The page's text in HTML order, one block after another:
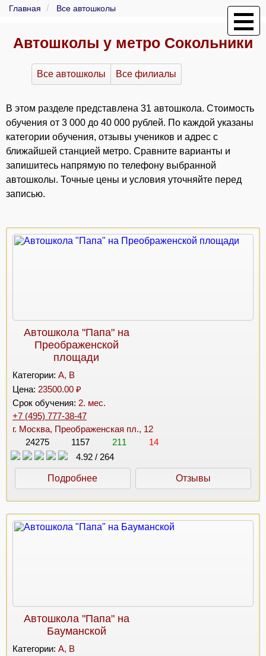
Главная Все автошколы
Автошколы у метро Сокольники
Все автошколы Все филиалы
В этом разделе представлена 31 автошкола. Стоимость
обучения от 3 000 до 40 000 рублей. По каждой указаны
категории обучения, отзывы учеников и адрес с
ближайшей станцией метро. Сравните варианты и
запишитесь напрямую по телефону выбранной
автошколы. Точные цены и условия уточняйте перед
записью.
Автошкола "Папа" на
Преображенской
площади
Категории: A, B
Цена: 23500.00 ₽
Срок обучения: 2. мес.
+7 (495) 777-38-47
г. Москва, Преображенская пл., 12
24275
1157 211
14
4.92 / 264
Подробнее Отзывы
Автошкола "Папа" на
Бауманской
Категории: A, B